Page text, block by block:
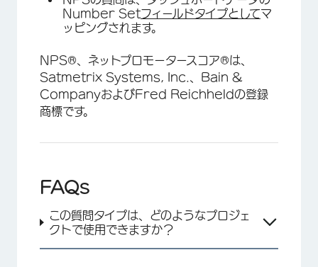
×
Number Setフィールドタイプとしてマ
ッピングされます。
NPS®、ネットプロモータースコア®は、
Satmetrix Systems, Inc.、Bain &
CompanyおよびFred Reichheldの登録
商標です。
FAQs
この質問タイプは、どのようなプロジェ
クトで使用できますか？